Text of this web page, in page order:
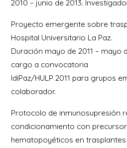
2010 – junio de 2013.
Proyecto emergente sobre
Hospital Universitario La Paz.
Duración mayo de 2011 – mayo
cargo a convocatoria
IdiPaz/HULP 2011 para grupos
colaborador.
Protocolo de inmunosupresión
condicionamiento con
hematopoyéticos en